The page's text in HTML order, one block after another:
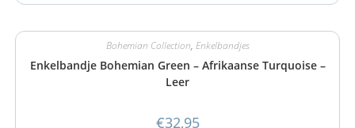
Bohemian Collection, Enkelbandjes
Enkelbandje Bohemian Green – Afrikaanse Turquoise –
Leer
€32,95